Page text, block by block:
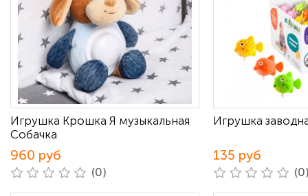
Игрушка Крошка Я музыкальная
Собачка
960 руб
(0)
Игрушка
135 руб